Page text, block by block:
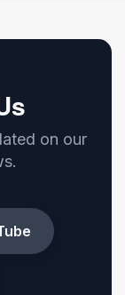
on our